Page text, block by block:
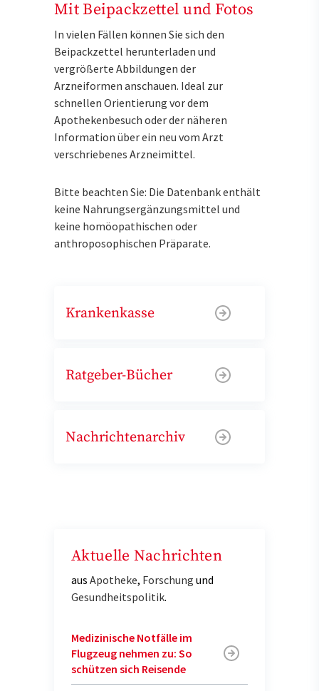
Mit Beipackzettel und Fotos
In vielen Fällen können Sie sich den
Beipackzettel herunterladen und
vergrößerte Abbildungen der
Arzneiformen anschauen. Ideal zur
schnellen Orientierung vor dem
Apothekenbesuch oder der näheren
Information über ein neu vom Arzt
verschriebenes Arzneimittel.
Bitte beachten Sie: Die Datenbank enthält
keine Nahrungsergänzungsmittel und
keine homöopathischen oder
anthroposophischen Präparate.
Krankenkasse
Ratgeber-Bücher
Nachrichtenarchiv
Aktuelle Nachrichten
aus Apotheke, Forschung und
Gesundheitspolitik.
Medizinische Notfälle im
Flugzeug nehmen zu: So
schützen sich Reisende